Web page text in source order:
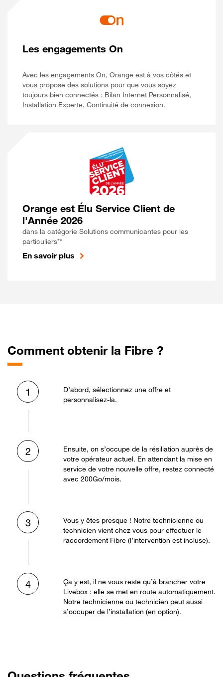
Les engagements On
Avec les engagements On, Orange est à vos côtés et
vous propose des solutions pour que vous soyez
toujours bien connectés : Bilan Internet Personnalisé,
Installation Experte, Continuité de connexion.
Orange est Élu Service Client de
l'Année 2026
dans la catégorie Solutions communicantes pour les
particuliers**
En savoir plus
Comment obtenir la Fibre ?
1
D’abord, sélectionnez une offre et
personnalisez-la.
2
Ensuite, on s’occupe de la résiliation auprès de
votre opérateur actuel. En attendant la mise en
service de votre nouvelle offre, restez connecté
avec 200Go/mois.
3
Vous y êtes presque ! Notre technicienne ou
technicien vient chez vous pour effectuer le
raccordement Fibre (l’intervention est incluse).
4
Ça y est, il ne vous reste qu’à brancher votre
Livebox : elle se met en route automatiquement.
Notre technicienne ou technicien peut aussi
s’occuper de l’installation (en option).